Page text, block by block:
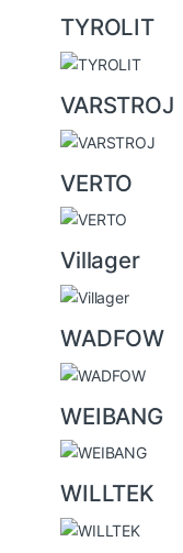
TYROLIT
VARSTROJ
VERTO
Villager
WADFOW
WEIBANG
WILLTEK